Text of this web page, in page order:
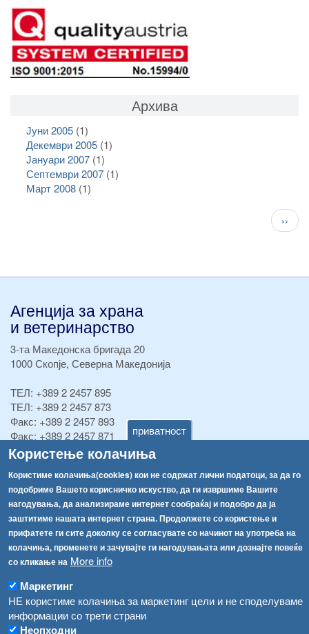
приватност
Користење колачиња
Користиме колачиња(cookies) кои не содржат лични податоци, за да го
подобриме Вашето корисничко искуство, да ги извршиме Вашите
нагодувања, да анализираме интернет сообраќај и подобро да ја
заштитиме нашата интернет страна. Продолжете со користење и
прифатете ги сите доколку се согласувате со начинот на употреба на
колачиња, променете и зачувајте ги нагодувањата или дознајте повеќе
со кликање на More info
Маркетинг
НЕ користиме колачиња за маркетинг цели и не споделуваме
информации со трети страни
Неопходни
Архива
Јуни 2005(1)
Декември 2005(1)
Јануари 2007(1)
Септември 2007(1)
Март 2008(1)
››
Агенција за храна
и ветеринарство
3-та Македонска бригада 20
1000 Скопје, Северна Македонија
ТЕЛ: +389 2 2457 895
ТЕЛ: +389 2 2457 873
Факс: +389 2 2457 893
Факс: +389 2 2457 871
info@fva.gov.mk
[АХВ-претходна страна]
Соопштенија
Република Бугарија ги засили официјалните контроли при увоз на свежо овошје и зеленчук
Високите температури ризик од труење со храна, опасни се и за животните
Водата во Гостивар може да се користи како техничка, продолжува испораката на флаширана вода
Во Гостивар спроведени 70 вонредни контроли
Забраната за водата во Гостивар останува на сила, операторите да користат само технички безбедна вода
Навигација
Архива
Регистри
Обрасци
Огласи